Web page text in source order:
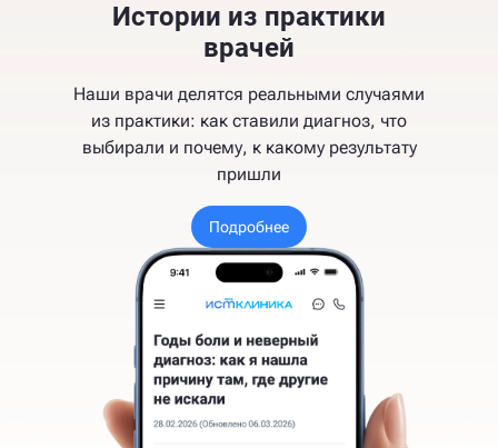
Истории из практики
врачей
Наши врачи делятся реальными случаями
из практики: как ставили диагноз, что
выбирали и почему, к какому результату
пришли
Подробнее